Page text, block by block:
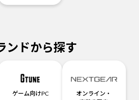
ンドから探す
ゲーム向けPC
オンライン・